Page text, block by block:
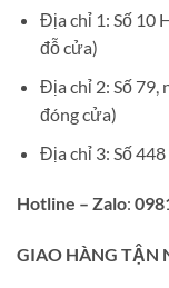
Địa chỉ 1: Số 10
đỗ cửa)
Địa chỉ 2: Số 79,
đóng cửa)
Địa chỉ 3: Số
Hotline – Zalo:
GIAO HÀNG TẬN